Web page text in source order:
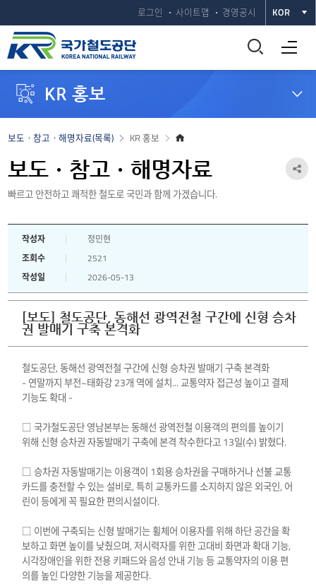
로그인 사이트맵 경영공시 KOR
통
합
기
전체메뉴 열기
KR 홍보
로
KR 홍보
보도ㆍ참고ㆍ해명자료(목록)
보도ㆍ참고ㆍ해명자료
빠르고 안전하고 쾌적한 철도로 국민과 함께 가겠습니다.
공
작성자
정민현
조회수
2521
작성일
2026-05-13
[보도] 철도공단, 동해선 광역전철 구간에 신형 승차
권 발매기 구축 본격화
철도공단, 동해선 광역전철 구간에 신형 승차권 발매기 구축 본격화
- 연말까지 부전~태화강 23개 역에 설치... 교통약자 접근성 높이고 결제
기능도 확대 -
□ 국가철도공단 영남본부는 동해선 광역전철 이용객의 편의를 높이기
위해 신형 승차권 자동발매기 구축에 본격 착수한다고 13일(수) 밝혔다.
□ 승차권 자동발매기는 이용객이 1회용 승차권을 구매하거나 선불 교통
카드를 충전할 수 있는 설비로, 특히 교통카드를 소지하지 않은 외국인, 어
린이 등에게 꼭 필요한 편의시설이다.
□ 이번에 구축되는 신형 발매기는 휠체어 이용자를 위해 하단 공간을 확
보하고 화면 높이를 낮췄으며, 저시력자를 위한 고대비 화면과 확대 기능,
시각장애인을 위한 전용 키패드와 음성 안내 기능 등 교통약자의 이용 편
의를 높인 다양한 기능을 제공한다.